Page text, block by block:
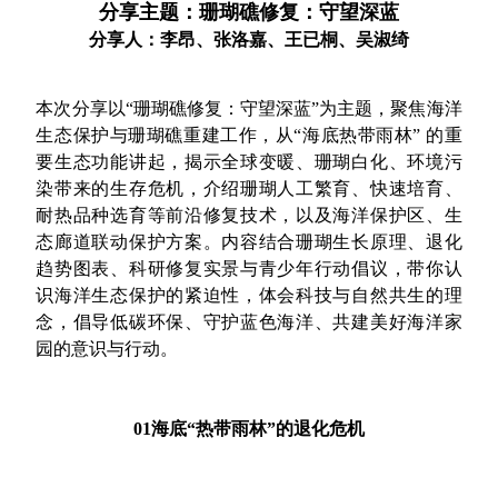
分享主题：珊瑚礁修复：守望深蓝
分享人：李昂、张洛嘉、王已桐、吴淑绮
本次分享以“珊瑚礁修复：守望深蓝”为主题，聚焦海洋
生态保护与珊瑚礁重建工作，从“海底热带雨林” 的重
要生态功能讲起，揭示全球变暖、珊瑚白化、环境污
染带来的生存危机，介绍珊瑚人工繁育、快速培育、
耐热品种选育等前沿修复技术，以及海洋保护区、生
态廊道联动保护方案。内容结合珊瑚生长原理、退化
趋势图表、科研修复实景与青少年行动倡议，带你认
识海洋生态保护的紧迫性，体会科技与自然共生的理
念，倡导低碳环保、守护蓝色海洋、共建美好海洋家
园的意识与行动。
01海底“热带雨林”的退化危机